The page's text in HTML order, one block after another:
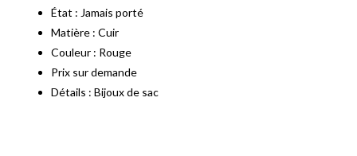
État : Jamais porté
Matière : Cuir
Couleur : Rouge
Prix sur demande
Détails : Bijoux de sac